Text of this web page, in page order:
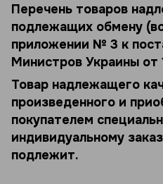
Перечень товаров
подлежащих обмену
приложении № 3 к
Министров Украины от
Товар надлежащего
произведенного и
покупателем
индивидуальному
подлежит.